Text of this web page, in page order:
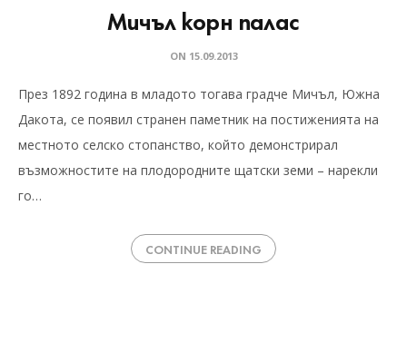
Мичъл корн палас
ON 15.09.2013
През 1892 година в младото тогава градче Мичъл, Южна
Дакота, се появил странен паметник на постиженията на
местното селско стопанство, който демонстрирал
възможностите на плодородните щатски земи – нарекли
го…
CONTINUE READING